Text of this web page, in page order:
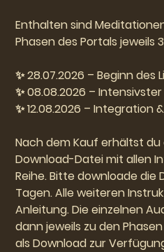
Enthalten sind
Phasen des Portals jeweils
✨28.07.2026 – Beginn des
✨08.08.2026 –
✨12.08.2026 – Integration
Nach dem Kauf erhältst du
Download-Datei mit allen
Reihe. Bitte downloade die
Tagen. Alle weiteren
Anleitung. Die einzelnen
dann jeweils zu den
als Download zur